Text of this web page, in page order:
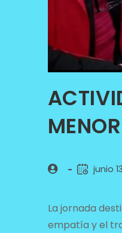
junio
La jornada
empatía y el